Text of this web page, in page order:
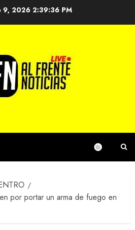
9, 2026 2:39:36 PM
por portar un arma de fuego en